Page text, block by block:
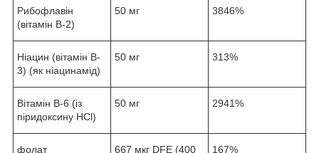
Рибофлавін
(вітамін B-2)
50 мг 3846%
Ніацин (вітамін B-
3) (як ніацинамід)
50 мг 313%
Вітамін В-6 (із
піридоксину HCl)
50 мг 2941%
фолат 667 мкг DFE (400 167%